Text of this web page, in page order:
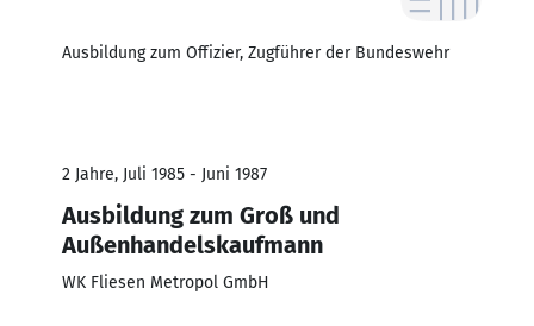
Ausbildung zum Offizier, Zugführer der Bundeswehr
2 Jahre, Juli 1985 - Juni 1987
Ausbildung zum Groß und
Außenhandelskaufmann
WK Fliesen Metropol GmbH